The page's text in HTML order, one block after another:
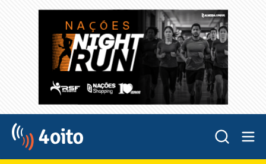
4oito